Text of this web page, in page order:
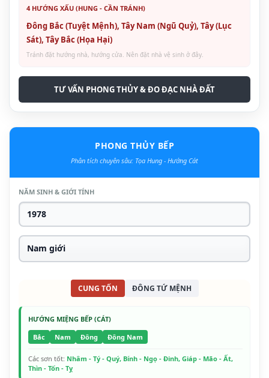
4 HƯỚNG XẤU (HUNG - CẦN TRÁNH)
Đông Bắc (Tuyệt Mệnh), Tây Nam (Ngũ Quỷ), Tây (Lục
Sát), Tây Bắc (Họa Hại)
Tránh đặt hướng nhà, hướng cửa. Nên đặt nhà vệ sinh ở đây.
TƯ VẤN PHONG THỦY & ĐO ĐẠC NHÀ ĐẤT
PHONG THỦY BẾP
Phân tích chuyên sâu: Tọa Hung - Hướng Cát
NĂM SINH & GIỚI TÍNH
CUNG TỐN ĐÔNG TỨ MỆNH
HƯỚNG MIỆNG BẾP (CÁT)
Bắc
Nam Đông Đông Nam
Các sơn tốt: Nhâm - Tý - Quý, Bính - Ngọ - Đinh, Giáp - Mão - Ất,
Thìn - Tốn - Tỵ